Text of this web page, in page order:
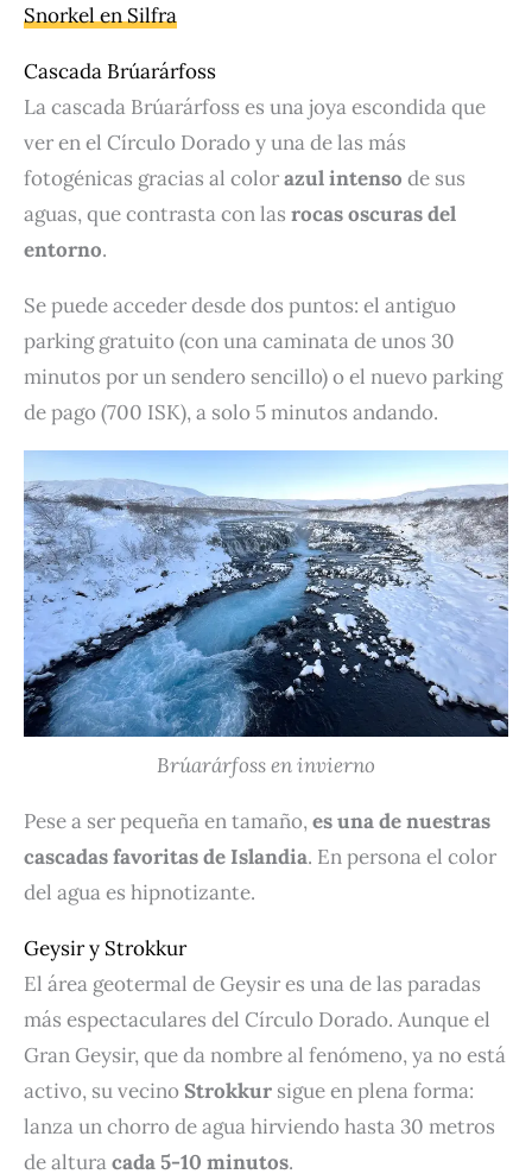
Snorkel en Silfra
Cascada Brúarárfoss
La cascada Brúarárfoss es una joya escondida que
ver en el Círculo Dorado y una de las más
fotogénicas gracias al colorazul intenso de sus
aguas, que contrasta con las rocas oscuras del
entorno.
Se puede acceder desde dos puntos: el antiguo
parking gratuito (con una caminata de unos 30
minutos por un sendero sencillo) o el nuevo parking
de pago (700 ISK), a solo 5 minutos andando.
Brúarárfoss en invierno
Pese a ser pequeña en tamaño,es una de nuestras
cascadas favoritas de Islandia. En persona el color
del agua es hipnotizante.
Geysir y Strokkur
El área geotermal de Geysir es una de las paradas
más espectaculares del Círculo Dorado. Aunque el
Gran Geysir, que da nombre al fenómeno, ya no está
activo, su vecinoStrokkur sigue en plena forma:
lanza un chorro de agua hirviendo hasta 30 metros
de alturacada 5-10 minutos.